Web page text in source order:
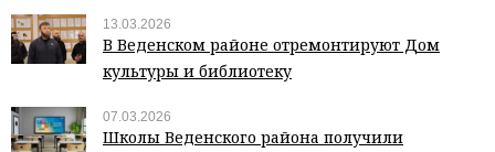
13.03.2026
В Веденском районе отремонтируют Дом
культуры и библиотеку
07.03.2026
Школы Веденского района получили